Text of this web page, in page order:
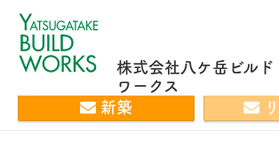
株式会社八ケ岳ビルド
ワークス
新築